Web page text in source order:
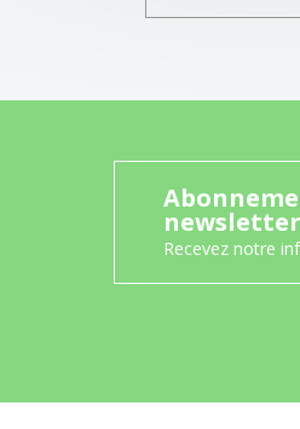
newsletter
Recevez notre